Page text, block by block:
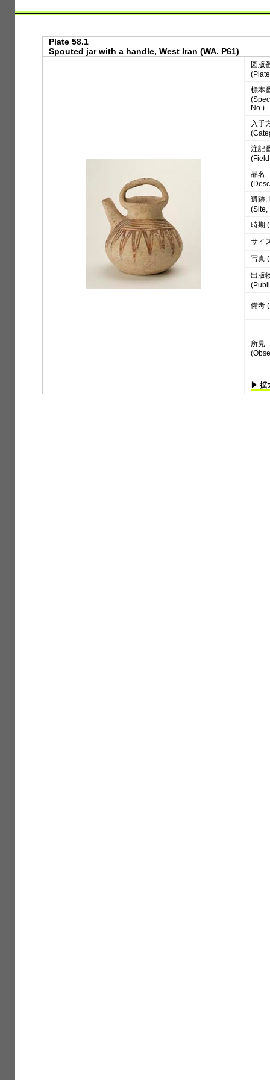
Plate 58.1
Spouted jar with a handle, West Iran (WA. P61)
図版
標本
No.)
入手
注記
品名
遺跡,
(Site,
時期
サイ
写真
出版
備考
所見
▶ 拡